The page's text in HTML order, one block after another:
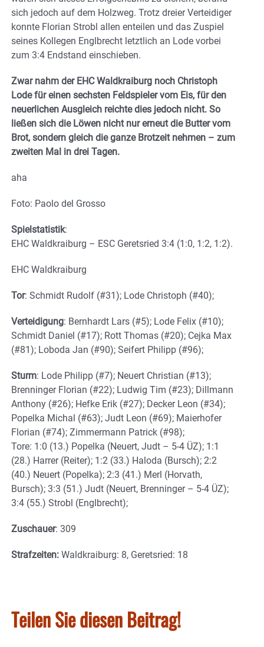
sich jedoch auf dem Holzweg. Trotz dreier Verteidiger
konnte Florian Strobl allen enteilen und das Zuspiel
seines Kollegen Englbrecht letztlich an Lode vorbei
zum 3:4 Endstand einschieben.
Zwar nahm der EHC Waldkraiburg noch Christoph
Lode für einen sechsten Feldspieler vom Eis, für den
neuerlichen Ausgleich reichte dies jedoch nicht. So
ließen sich die Löwen nicht nur erneut die Butter vom
Brot, sondern gleich die ganze Brotzeit nehmen – zum
zweiten Mal in drei Tagen.
aha
Foto: Paolo del Grosso
Spielstatistik:
EHC Waldkraiburg – ESC Geretsried 3:4 (1:0, 1:2, 1:2).
EHC Waldkraiburg
Tor: Schmidt Rudolf (#31); Lode Christoph (#40);
Verteidigung: Bernhardt Lars (#5); Lode Felix (#10);
Schmidt Daniel (#17); Rott Thomas (#20); Cejka Max
(#81); Loboda Jan (#90); Seifert Philipp (#96);
Sturm: Lode Philipp (#7); Neuert Christian (#13);
Brenninger Florian (#22); Ludwig Tim (#23); Dillmann
Anthony (#26); Hefke Erik (#27); Decker Leon (#34);
Popelka Michal (#63); Judt Leon (#69); Maierhofer
Florian (#74); Zimmermann Patrick (#98);
Tore: 1:0 (13.) Popelka (Neuert, Judt – 5-4 ÜZ); 1:1
(28.) Harrer (Reiter); 1:2 (33.) Haloda (Bursch); 2:2
(40.) Neuert (Popelka); 2:3 (41.) Merl (Horvath,
Bursch); 3:3 (51.) Judt (Neuert, Brenninger – 5-4 ÜZ);
3:4 (55.) Strobl (Englbrecht);
Zuschauer: 309
Strafzeiten: Waldkraiburg: 8, Geretsried: 18
Teilen Sie diesen Beitrag!